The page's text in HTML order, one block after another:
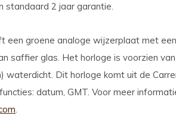
standaard 2 jaar garantie.
een groene analoge wijzerplaat met
saffier glas. Het horloge is voorzien
waterdicht. Dit horloge komt uit de
datum, GMT. Voor meer
.